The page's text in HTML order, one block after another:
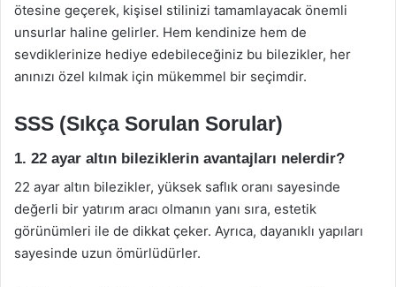
ötesine geçerek, kişisel stilinizi tamamlayacak önemli
unsurlar haline gelirler. Hem kendinize hem de
sevdiklerinize hediye edebileceğiniz bu bilezikler, her
anınızı özel kılmak için mükemmel bir seçimdir.
SSS (Sıkça Sorulan Sorular)
1. 22 ayar altın bileziklerin avantajları nelerdir?
22 ayar altın bilezikler, yüksek saflık oranı sayesinde
değerli bir yatırım aracı olmanın yanı sıra, estetik
görünümleri ile de dikkat çeker. Ayrıca, dayanıklı yapıları
sayesinde uzun ömürlüdürler.